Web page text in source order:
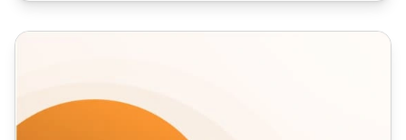
Algemene Antwoordsjablonen